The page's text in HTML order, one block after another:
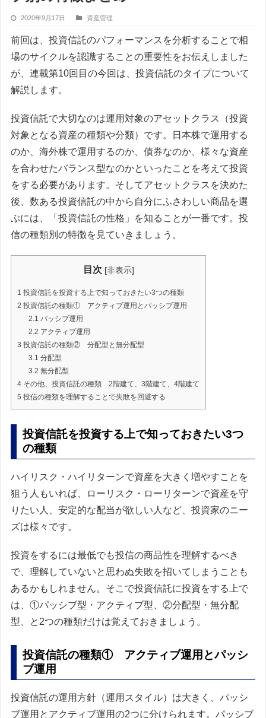
2020年9月17日 資産管理
前回は、投資信託のパフォーマンスを分析することで相
場のサイクルを認識することの重要性をお伝えしました
が、連載第10回目の今回は、投資信託のタイプについて
解説します。
投資信託で大切なのは運用対象のアセットクラス（投資
対象となる資産の種類や分類）です。日本株で運用する
のか、海外株で運用するのか、債券なのか、様々な資産
を合わせたバランス型なのかといったことを考えて投資
をする必要があります。そしてアセットクラスを決めた
後、数ある投資信託の中から自分にふさわしい商品を選
ぶには、「投資信託の性格」を知ることが一番です。投
信の種類別の特徴を見ていきましょう。
目次 [非表示]
1 投資信託を投資する上で知っておきたい3つの種類
2 投資信託の種類① アクティブ運用とパッシブ運用
2.1 パッシブ運用
2.2 アクティブ運用
3 投資信託の種類② 分配型と無分配型
3.1 分配型
3.2 無分配型
4 その他、投資信託の種類 2階建て、3階建て、4階建て
5 投信の種類を理解することで失敗を回避する
投資信託を投資する上で知っておきたい3つ
の種類
ハイリスク・ハイリターンで資産を大きく増やすことを
狙う人もいれば、ローリスク・ローリターンで資産を守
りたい人、安定的な配当が欲しい人など、投資家のニー
ズは様々です。
投資をするには最低でも投信の商品性を理解するべき
で、理解していないと思わぬ失敗を招いてしまうことも
あるかもしれません。そこで投資信託に投資をする上で
は、①パッシブ型・アクティブ型、②分配型・無分配
型、と2つの種類だけは覚えておきましょう。
投資信託の種類① アクティブ運用とパッシ
ブ運用
投資信託の運用方針（運用スタイル）は大きく、パッシ
ブ運用とアクティブ運用の2つに分けられます。パッシブ